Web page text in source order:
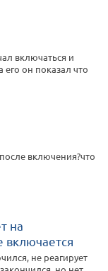
включаться и
он показал что
включения?что
на
включается
не реагирует